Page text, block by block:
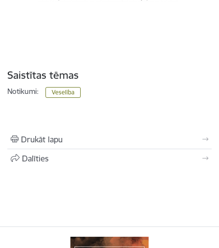
Saistītas tēmas
Notikumi: Veselība
Drukāt lapu
Dalīties